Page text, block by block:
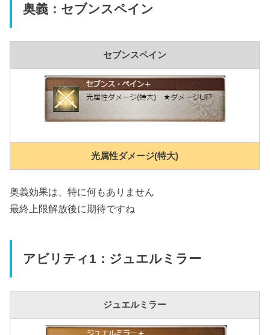
奥義：セブンスペイン
セブンスペイン
光属性ダメージ(特大)
奥義効果は、特に何もありません
最終上限解放後に期待ですね
アビリティ1：ジュエルミラー
ジュエルミラー